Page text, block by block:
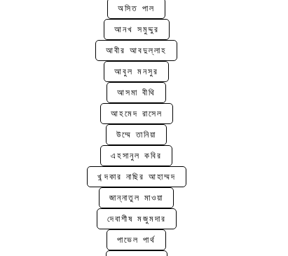
অসিত পাল
আনখ সমুদ্দুর
আবীর আবদুল্লাহ
আবুল মনসুর
আসমা বীথি
আহমেদ রাসেল
উম্মে তানিয়া
এহসানুল কবির
খন্দকার নাছির আহাম্মদ
জান্নাতুল মাওয়া
দেবাশীষ মজুমদার
পাভেল পার্থ